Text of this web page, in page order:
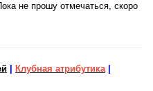
не прошу отмечаться, скоро
Клубная атрибутика|